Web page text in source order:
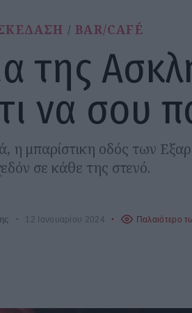
BAR/CAFÉ
της
να σου
μπαρίστικη οδός των
σε κάθε της στενό.
12 Ιανουαρίου 2024 Παλαιότερο